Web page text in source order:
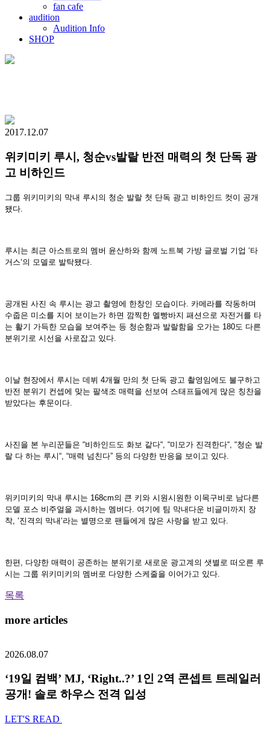
fan cafe
audition
Audition Info
SHOP
2017.12.07
위키미키 루시, 청순vs발랄 반전 매력의 첫 단독 광
고 비하인드
그룹 위키미키의 막내 루시의 청순 발랄 첫 단독 광고 비하인드 컷이 공개
됐다.
루시는 최근 아스트로의 멤버 윤산하와 함께 노트북 가방 글로벌 기업 ‘타
거스‘의 모델로 발탁됐다.
공개된 사진 속 루시는 광고 촬영에 한창인 모습이다. 카메라를 작동하며
수줍은 미소를 지어 보이는가 하면 깜찍한 멜빵바지 패션으로 자전거를 타
는 활기 가득한 모습을 보여주는 등 청순함과 발랄함을 오가는 180도 다른
분위기로 시선을 사로잡고 있다.
이날 현장에서 루시는 데뷔 4개월 만의 첫 단독 광고 촬영임에도 불구하고
반전 분위기 컨셉에 맞는 팔색조 매력을 선보여 스태프들에게 많은 칭찬을
받았다는 후문이다.
사진을 본 누리꾼들은 “비하인드도 화보 같다“, “미모가 진격한다“, “청순 발
랄 다 하는 루시“, “매력 넘친다” 등의 다양한 반응을 보이고 있다.
위키미키의 막내 루시는 168cm의 큰 키와 시원시원한 이목구비로 남다른
모델 포스 비주얼을 과시하는 멤버다. 여기에 팀 막내다운 비글미까지 장
착, ‘진격의 막내‘라는 별명으로 팬들에게 많은 사랑을 받고 있다.
한편, 다양한 매력이 공존하는 분위기로 새로운 광고계의 샛별로 떠오른 루
시는 그룹 위키미키의 멤버로 다양한 스케줄을 이어가고 있다.
목록
more articles
2026.08.07
‘19일 컴백’ MJ, ‘Right..?’ 1인 2역 콘셉트 트레일러
공개! 솔로 하우스 전격 입성
LET'S READ